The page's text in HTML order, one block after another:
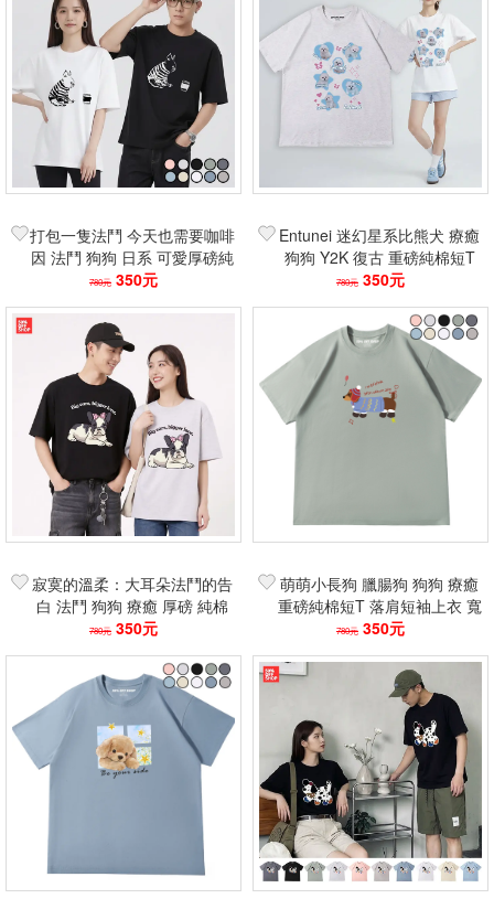
打包一隻法鬥 今天也需要咖啡
因 法鬥 狗狗 日系 可愛厚磅純
棉短T 寬鬆中性短袖上衣
780元 350元
Entunei 迷幻星系比熊犬 療癒
狗狗 Y2K 復古 重磅純棉短T
寬鬆落肩 不透 中性短袖上衣
780元 350元
寂寞的溫柔：大耳朵法鬥的告
白 法鬥 狗狗 療癒 厚磅 純棉
短T 落肩 寬鬆 中性短袖上衣
780元 350元
萌萌小長狗 臘腸狗 狗狗 療癒
重磅純棉短T 落肩短袖上衣 寬
鬆 不透
780元 350元